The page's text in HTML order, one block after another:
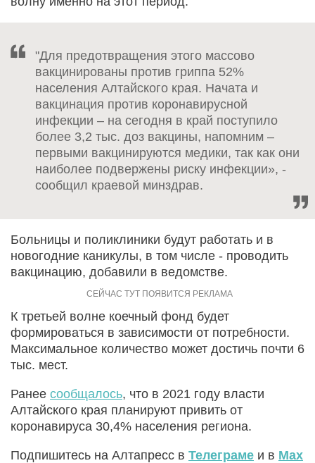
"Для предотвращения этого массово
вакцинированы против гриппа 52%
населения Алтайского края. Начата и
вакцинация против коронавирусной
инфекции – на сегодня в край поступило
более 3,2 тыс. доз вакцины, напомним –
первыми вакцинируются медики, так как они
наиболее подвержены риску инфекции», -
сообщил краевой минздрав.
Больницы и поликлиники будут работать и в
новогодние каникулы, в том числе - проводить
вакцинацию, добавили в ведомстве.
К третьей волне коечный фонд будет
формироваться в зависимости от потребности.
Максимальное количество может достичь почти 6
тыс. мест.
Ранее сообщалось, что в 2021 году власти
Алтайского края планируют привить от
коронавируса 30,4% населения региона.
Подпишитесь на Алтапресс в Телеграме и в Max